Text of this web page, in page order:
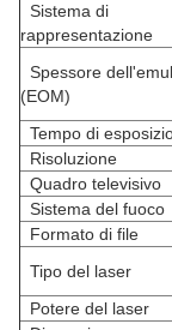
Sistema di
rappresentazione
Spessore
(EOM)
Tempo di
Risoluzione
Quadro televisivo
Sistema del fuoco
Formato di file
Tipo del laser
Potere del laser